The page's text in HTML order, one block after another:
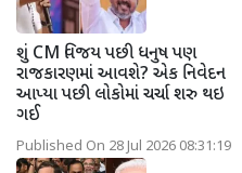
શું CM વિજય પછી ધનુષ પણ
રાજકારણમાં આવશે? એક નિવેદન
આપ્યા પછી લોકોમાં ચર્ચા શરુ થઇ
ગઈ
Published On 28 Jul 2026 08:31:19